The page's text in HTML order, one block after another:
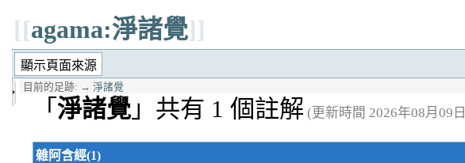
[[agama:淨諸覺]]
目前的足跡: → 淨諸覺
「 淨諸覺」共有 1 個註解 (更新時間 2026年08月09
雜阿含經(1)